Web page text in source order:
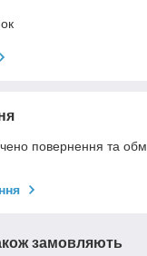
повернення та
замовляють